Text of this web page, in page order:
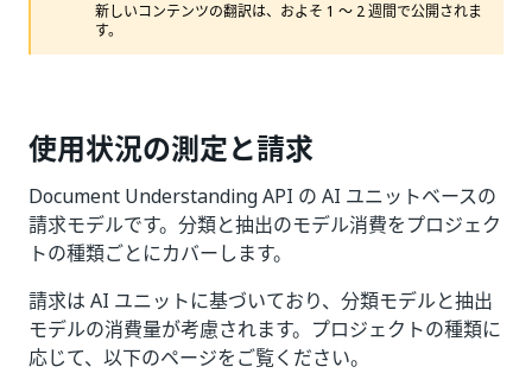
新しいコンテンツの翻訳は、およそ 1 ～ 2 週間で公開されま
す。
使用状況の測定と請求
Document Understanding API の AI ユニットベースの
請求モデルです。分類と抽出のモデル消費をプロジェク
トの種類ごとにカバーします。
請求は AI ユニットに基づいており、分類モデルと抽出
モデルの消費量が考慮されます。プロジェクトの種類に
応じて、以下のページをご覧ください。